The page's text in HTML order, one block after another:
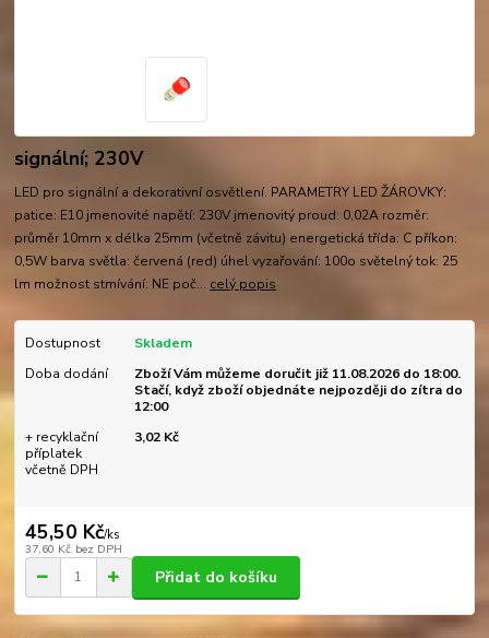
signální; 230V
LED pro signální a dekorativní osvětlení. PARAMETRY LED ŽÁROVKY:
patice: E10 jmenovité napětí: 230V jmenovitý proud: 0,02A rozměr:
průměr 10mm x délka 25mm (včetně závitu) energetická třída: C příkon:
0,5W barva světla: červená (red) úhel vyzařování: 100o světelný tok: 25
lm možnost stmívání: NE poč... celý popis
Dostupnost
Skladem
Doba dodání
Zboží Vám můžeme doručit již 11.08.2026 do 18:00.
Stačí, když zboží objednáte nejpozději do zítra do
12:00
+ recyklační
příplatek
včetně DPH
3,02 Kč
45,50 Kč/ks
37,60 Kč bez DPH
Přidat do košíku